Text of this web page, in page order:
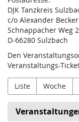
DJK Tanzkreis
c/o Alexander Becker
Schnappacher Weg
D-66280 Sulzbach
Den
Veranstaltungs-
Liste Woche